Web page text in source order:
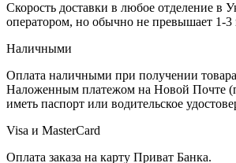
Скорость доставки в любое отделение в
оператором, но обычно не превышает 1-3
Наличными
Оплата наличными при получении
Наложенным платежом на Новой Почте
иметь паспорт или водительское
Visa и MasterCard
Оплата заказа на карту Приват Банка.